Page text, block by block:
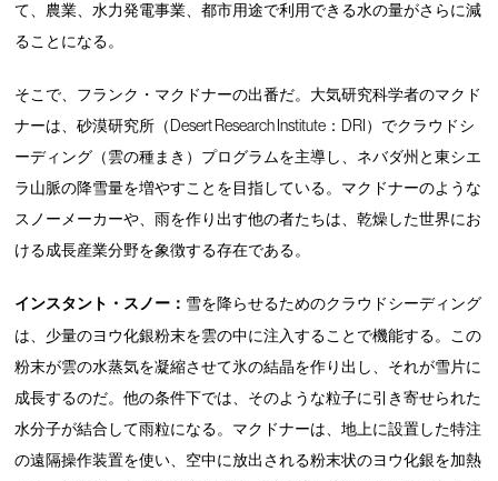
て、農業、水力発電事業、都市用途で利用できる水の量がさらに減
ることになる。
そこで、フランク・マクドナーの出番だ。大気研究科学者のマクド
ナーは、砂漠研究所（Desert Research Institute：DRI）でクラウドシ
ーディング（雲の種まき）プログラムを主導し、ネバダ州と東シエ
ラ山脈の降雪量を増やすことを目指している。マクドナーのような
スノーメーカーや、雨を作り出す他の者たちは、乾燥した世界にお
ける成長産業分野を象徴する存在である。
インスタント・スノー： 雪を降らせるためのクラウドシーディング
は、少量のヨウ化銀粉末を雲の中に注入することで機能する。この
粉末が雲の水蒸気を凝縮させて氷の結晶を作り出し、それが雪片に
成長するのだ。他の条件下では、そのような粒子に引き寄せられた
水分子が結合して雨粒になる。マクドナーは、地上に設置した特注
の遠隔操作装置を使い、空中に放出される粉末状のヨウ化銀を加熱